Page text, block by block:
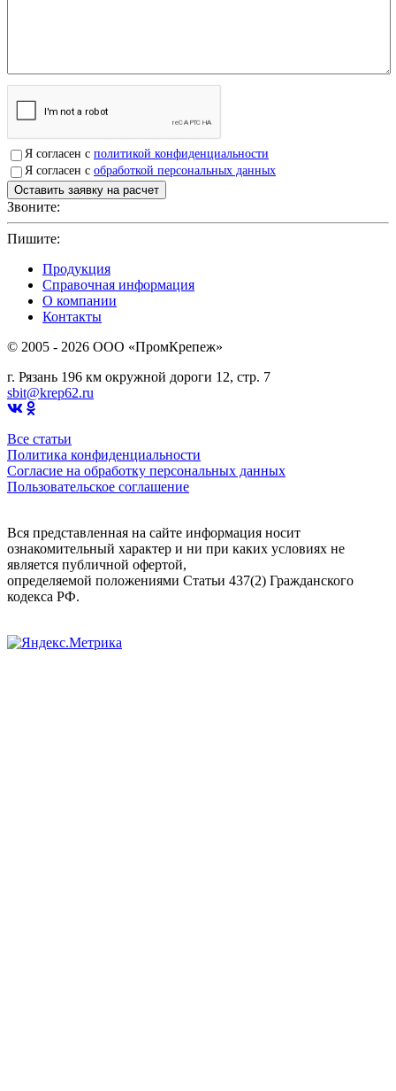
Я согласен с политикой конфиденциальности
Я согласен с обработкой персональных данных
Звоните:
Пишите:
Продукция
Справочная информация
О компании
Контакты
© 2005 - 2026 OOO «ПромКрепеж»
г. Рязань 196 км окружной дороги 12, стр. 7
sbit@krep62.ru
Все статьи
Политика конфиденциальности
Согласие на обработку персональных данных
Пользовательское соглашение
Вся представленная на сайте информация носит
ознакомительный характер и ни при каких условиях не
является публичной офертой,
определяемой положениями Статьи 437(2) Гражданского
кодекса РФ.